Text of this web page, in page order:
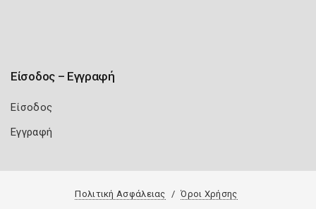
Είσοδος – Εγγραφή
Είσοδος
Εγγραφή
Πολιτική Ασφάλειας Όροι Χρήσης